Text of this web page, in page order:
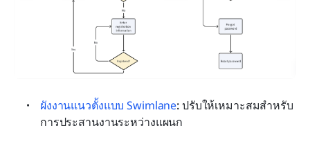
ผังงานแนวตั้งแบบ Swimlane: ปรับให้เหมาะสมสำหรับ
การประสานงานระหว่างแผนก